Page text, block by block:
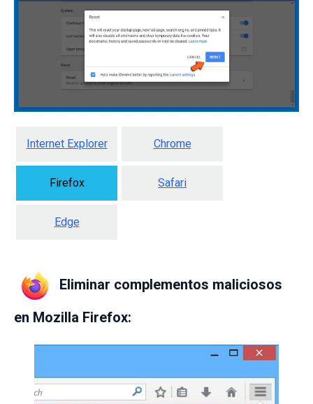
Internet Explorer Chrome
Firefox Safari
Edge
Eliminar complementos maliciosos
en Mozilla Firefox: